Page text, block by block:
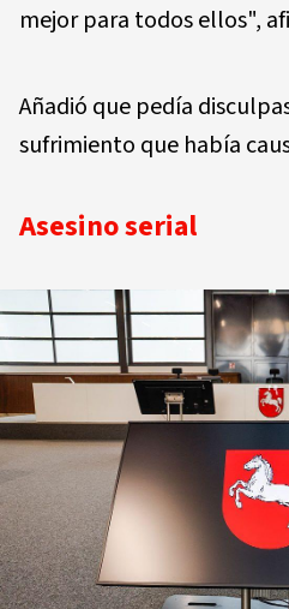
mejor para todos ellos",
Añadió que pedía
sufrimiento que había
Asesino serial